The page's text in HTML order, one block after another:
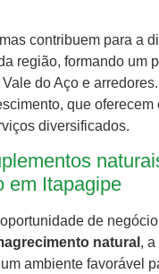
contribuem para a
região, formando um
do Aço e
que oferecem
diversificados.
em Itapagipe
de
natural ,
ambiente favorável